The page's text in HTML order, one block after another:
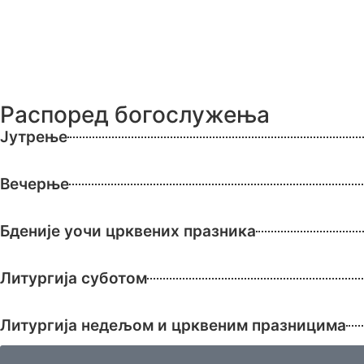
Распоред богослужења
Јутрење
Вечерње
Бденије уочи црквених празника
Литургија суботом
Литургија недељом и црквеним празницима